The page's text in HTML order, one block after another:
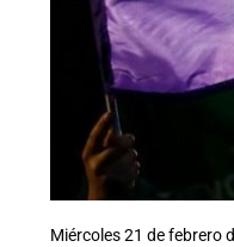
Miércoles 21 de febrero